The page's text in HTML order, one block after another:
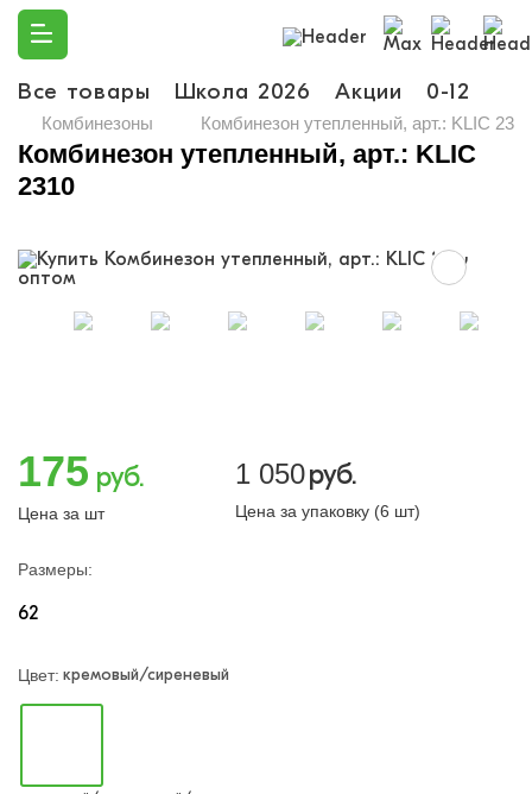
Все товары Школа 2026 Акции 0-12
Комбинезоны Комбинезон утепленный, арт.: KLIC 2310
Комбинезон утепленный, арт.: KLIC
2310
175 руб.
Цена за шт
1 050руб.
Цена за упаковку (6 шт)
Размеры:
62
Цвет: кремовый/сиреневый